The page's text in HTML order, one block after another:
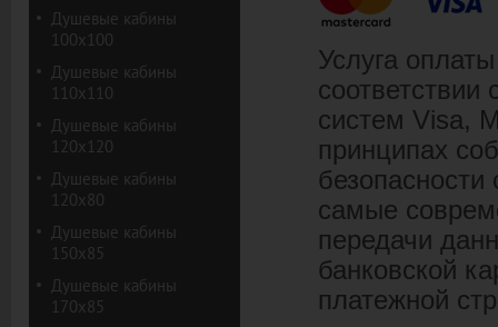
Услуга
систем Visa,
принципах
самые
передачи
банковской
платежной
Душевые кабины
100х100
Душевые кабины
110х110
Душевые кабины
120х120
Душевые кабины
120х80
Душевые кабины
150х85
Душевые кабины
170х85